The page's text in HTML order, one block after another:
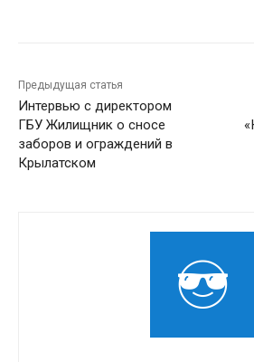
Предыдущая статья
Интервью с директором
ГБУ Жилищник о сносе
заборов и ограждений в
Крылатском